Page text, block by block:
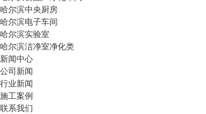
哈尔滨中央厨房
哈尔滨电子车间
哈尔滨实验室
哈尔滨洁净室净化类
新闻中心
公司新闻
行业新闻
施工案例
联系我们